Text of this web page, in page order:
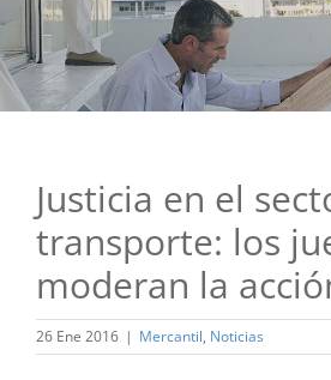
Justicia en el
transporte: los
moderan la
26 Ene 2016 | Mercantil, Noticias